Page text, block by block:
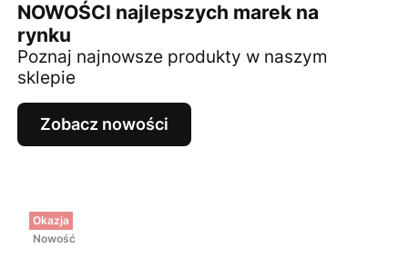
NOWOŚCI najlepszych marek na
rynku
Poznaj najnowsze produkty w naszym
sklepie
Zobacz nowości
Okazja
Nowość